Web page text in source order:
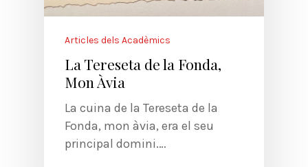
Articles dels Acadèmics
La Tereseta de la Fonda,
Mon Àvia
La cuina de la Tereseta de la
Fonda, mon àvia, era el seu
principal domini.…